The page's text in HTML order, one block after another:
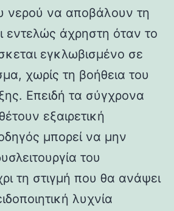
νερού να αποβάλουν τη
εντελώς άχρηστη όταν το
εγκλωβισμένο σε
χωρίς τη βοήθεια του
Επειδή τα σύγχρονα
εξαιρετική
μπορεί να μην
του
τη στιγμή που θα ανάψει
λυχνία